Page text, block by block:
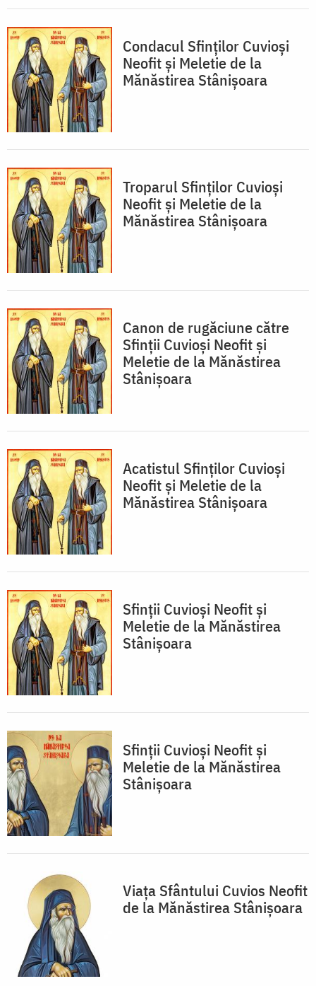
Condacul Sfinţilor Cuvioşi
Neofit şi Meletie de la
Mănăstirea Stânișoara
Troparul Sfinţilor Cuvioşi
Neofit şi Meletie de la
Mănăstirea Stânișoara
Canon de rugăciune către
Sfinţii Cuvioşi Neofit şi
Meletie de la Mănăstirea
Stânișoara
Acatistul Sfinţilor Cuvioşi
Neofit şi Meletie de la
Mănăstirea Stânișoara
Sfinții Cuvioși Neofit și
Meletie de la Mănăstirea
Stânișoara
Sfinții Cuvioși Neofit și
Meletie de la Mănăstirea
Stânișoara
Viața Sfântului Cuvios Neofit
de la Mănăstirea Stânișoara